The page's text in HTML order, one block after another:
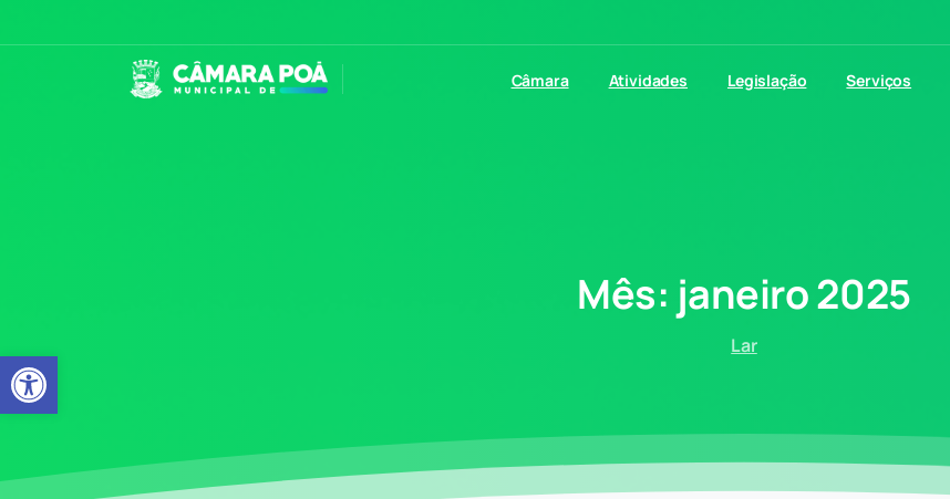
Abrir a barra de ferramentas
Câmara Atividades Legislação Serviços
Mês: janeiro2025
Lar